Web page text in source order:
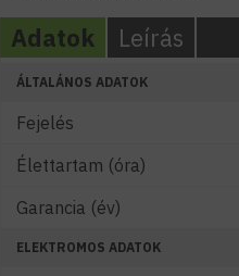
Adatok Leírás
ÁLTALÁNOS ADATOK
Fejelés
Élettartam (óra)
Garancia (év)
ELEKTROMOS ADATOK